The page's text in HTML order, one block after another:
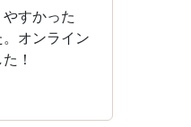
すかった
オンライン
！